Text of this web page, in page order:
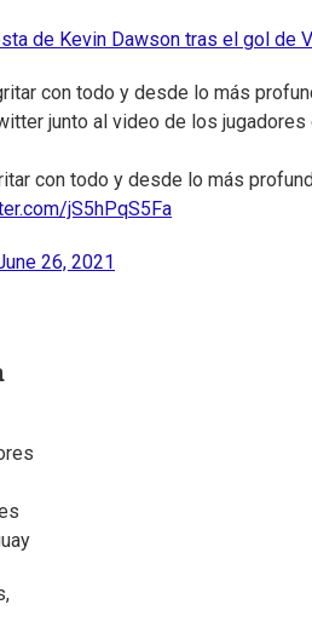
de Kevin Dawson tras el gol de
con todo y desde lo más
junto al video de los
con todo y desde lo más
jS5hPqS5Fa
26, 2021